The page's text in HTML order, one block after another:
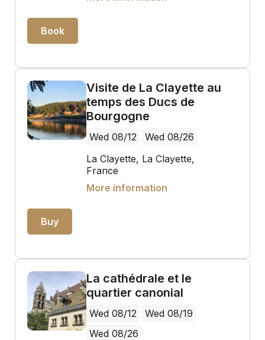
Book
Visite de La Clayette au
temps des Ducs de
Bourgogne
Wed 08/12
Wed 08/26
La Clayette, La Clayette,
France
More information
Buy
La cathédrale et le
quartier canonial
Wed 08/12
Wed 08/19
Wed 08/26